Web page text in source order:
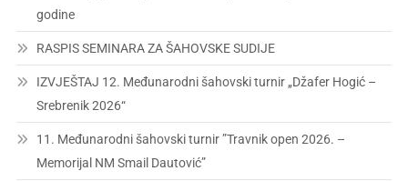
godine
RASPIS SEMINARA ZA ŠAHOVSKE SUDIJE
IZVJEŠTAJ 12. Međunarodni šahovski turnir „Džafer Hogić –
Srebrenik 2026“
11. Međunarodni šahovski turnir ”Travnik open 2026. –
Memorijal NM Smail Dautović”